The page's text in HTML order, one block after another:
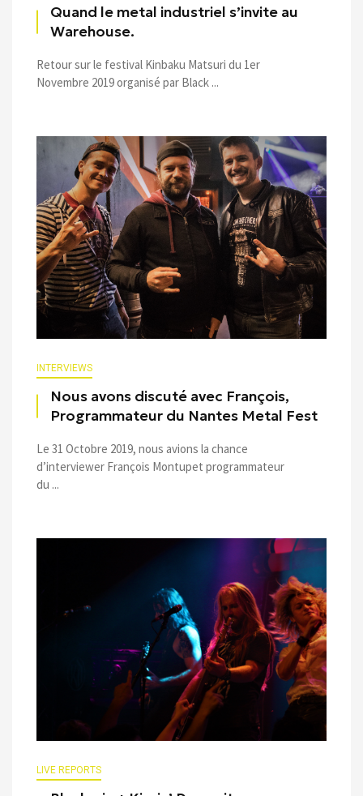
Quand le metal industriel s’invite au
Warehouse.
Retour sur le festival Kinbaku Matsuri du 1er
Novembre 2019 organisé par Black ...
INTERVIEWS
Nous avons discuté avec François,
Programmateur du Nantes Metal Fest
Le 31 Octobre 2019, nous avions la chance
d’interviewer François Montupet programmateur
du ...
LIVE REPORTS